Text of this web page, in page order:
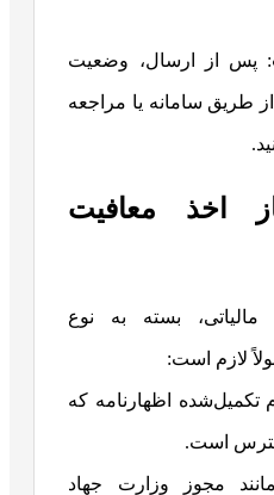
: پس از ارسال، وضعیت
طریق سامانه یا مراجعه
اخذ معافیت
بسته به نوع
لازم است:
تکمیل‌شده اظهارنامه که
است.
مجوز وزارت جهاد